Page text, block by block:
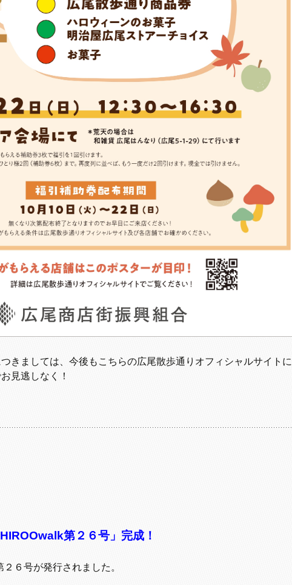
きましては、今後もこちらの広尾散歩通りオフィシャルサイトに
見逃しなく！
第２６号」完成！
６号が発行されました。